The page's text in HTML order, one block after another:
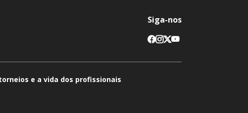
Siga-nos
e a vida dos profissionais